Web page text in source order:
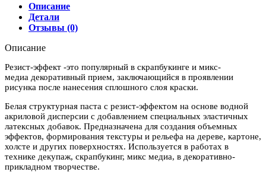
Описание
Детали
Отзывы (0)
Описание
Резист-эффект -это популярный в скрапбукинге и микс-
медиа декоративный прием, заключающийся в проявлении
рисунка после нанесения сплошного слоя краски.
Белая структурная паста с резист-эффектом на основе водной
акриловой дисперсии с добавлением специальных эластичных
латексных добавок. Предназначена для создания объемных
эффектов, формирования текстуры и рельефа на дереве, картоне,
холсте и других поверхностях. Используется в работах в
технике декупаж, скрапбукинг, микс медиа, в декоративно-
прикладном творчестве.